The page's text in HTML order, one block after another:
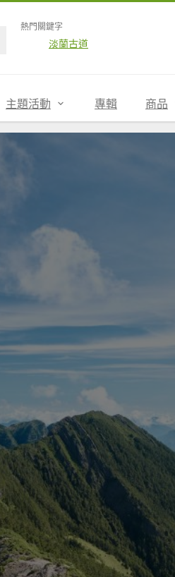
熱門關鍵字
淡蘭古道
主題活動 專輯 商品